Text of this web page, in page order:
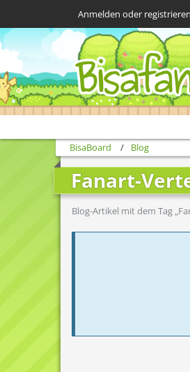
Anmelden oder registrieren
BisaBoard Blog
Fanart-
Blog-Artikel mit dem Tag